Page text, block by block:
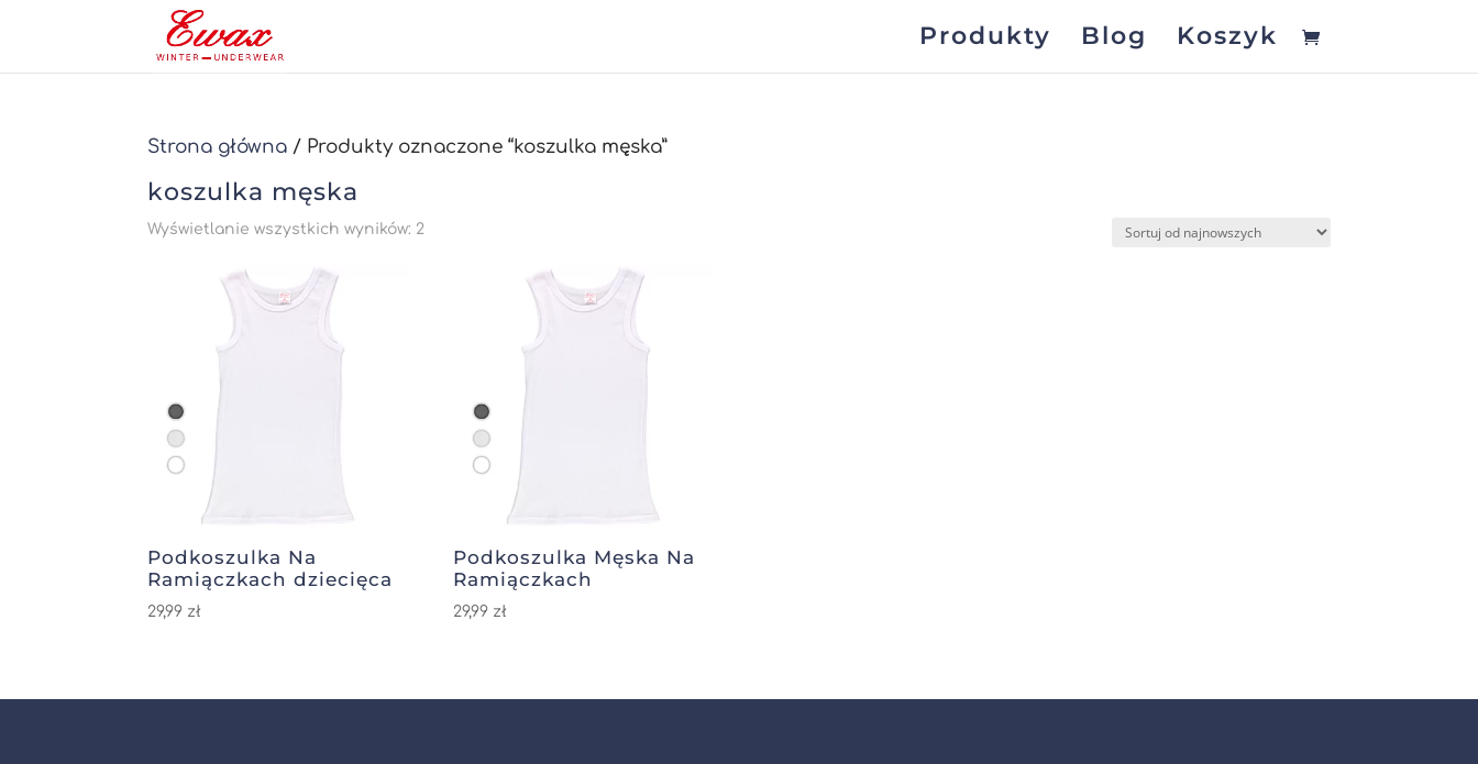
Produkty Blog Koszyk
Strona główna / Produkty oznaczone “koszulka męska”
koszulka męska
Wyświetlanie wszystkich wyników: 2
najnowszych
Podkoszulka Na
Ramiączkach dziecięca
29,99 zł
Podkoszulka Męska Na
Ramiączkach
29,99 zł